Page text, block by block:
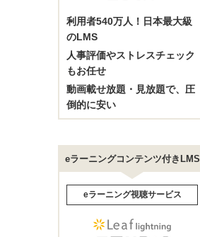
利用者540万人！日本最大級
のLMS
人事評価やストレスチェック
もお任せ
動画載せ放題・見放題で、圧
倒的に安い
eラーニングコンテンツ付きLMS
eラーニング視聴サービス